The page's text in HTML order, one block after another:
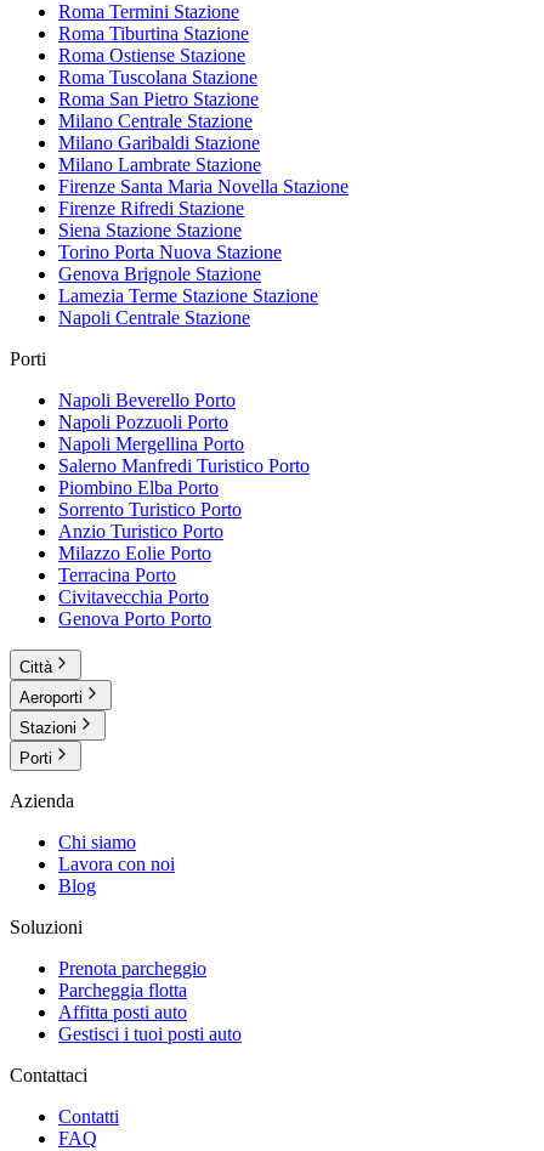
Roma Termini Stazione
Roma Tiburtina Stazione
Roma Ostiense Stazione
Roma Tuscolana Stazione
Roma San Pietro Stazione
Milano Centrale Stazione
Milano Garibaldi Stazione
Milano Lambrate Stazione
Firenze Santa Maria Novella Stazione
Firenze Rifredi Stazione
Siena Stazione Stazione
Torino Porta Nuova Stazione
Genova Brignole Stazione
Lamezia Terme Stazione Stazione
Napoli Centrale Stazione
Porti
Napoli Beverello Porto
Napoli Pozzuoli Porto
Napoli Mergellina Porto
Salerno Manfredi Turistico Porto
Piombino Elba Porto
Sorrento Turistico Porto
Anzio Turistico Porto
Milazzo Eolie Porto
Terracina Porto
Civitavecchia Porto
Genova Porto Porto
Città
Aeroporti
Stazioni
Porti
Azienda
Chi siamo
Lavora con noi
Blog
Soluzioni
Prenota parcheggio
Parcheggia flotta
Affitta posti auto
Gestisci i tuoi posti auto
Contattaci
Contatti
FAQ